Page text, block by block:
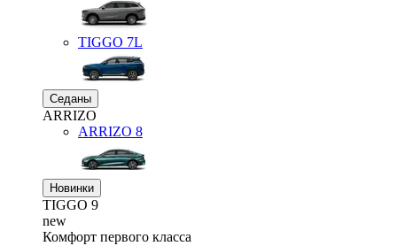
TIGGO 7L
Седаны
ARRIZO
ARRIZO 8
Новинки
TIGGO 9
new
Комфорт первого класса